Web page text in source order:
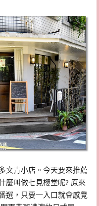
文青小店。今天要來推薦
麼叫做七見櫻堂呢? 原來
選，只要一入口就會感覺